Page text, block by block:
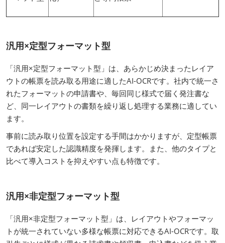
汎用×定型フォーマット型
「汎用×定型フォーマット型」は、あらかじめ決まったレイア
ウトの帳票を読み取る用途に適したAI-OCRです。社内で統一さ
れたフォーマットの申請書や、毎回同じ様式で届く発注書な
ど、同一レイアウトの書類を繰り返し処理する業務に適してい
ます。
事前に読み取り位置を設定する手間はかかりますが、定型帳票
であれば安定した認識精度を発揮します。また、他のタイプと
比べて導入コストを抑えやすい点も特徴です。
汎用×非定型フォーマット型
「汎用×非定型フォーマット型」は、レイアウトやフォーマッ
トが統一されていない多様な帳票に対応できるAI-OCRです。取